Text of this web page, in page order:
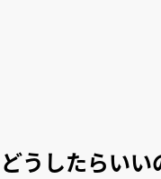
うしたらいい